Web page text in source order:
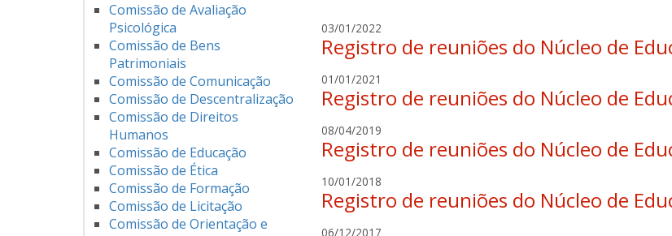
Comissão de Avaliação
Psicológica
Comissão de Bens
Patrimoniais
Comissão de Comunicação
Comissão de Descentralização
Comissão de Direitos
Humanos
Comissão de Educação
Comissão de Ética
Comissão de Formação
Comissão de Licitação
Comissão de Orientação e
03/01/2022h
u
m
r
a
d
a
Registro de reuniões do Núcleo de
01/01/2021
l
a
r
g
a
Registro de reuniões do Núcleo de
08/04/2019r
i
a
r
Registro de reuniões do Núcleo de
10/01/2018a
l
Registro de reuniões do Núcleo de
06/12/2017A